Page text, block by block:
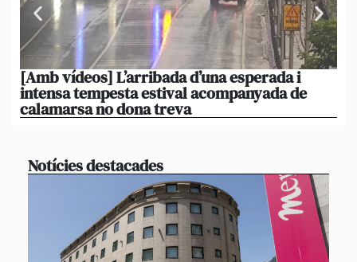
[Amb vídeos] L’arribada d’una esperada i
intensa tempesta estival acompanyada de
calamarsa no dona treva
Notícies destacades